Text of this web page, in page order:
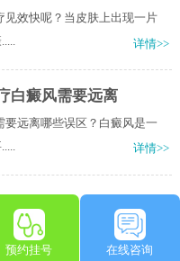
见效快呢？当皮肤上出现一片
详情>>
白癜风需要远离
远离哪些误区？白癜风是一
详情>>
预约挂号 在线咨询